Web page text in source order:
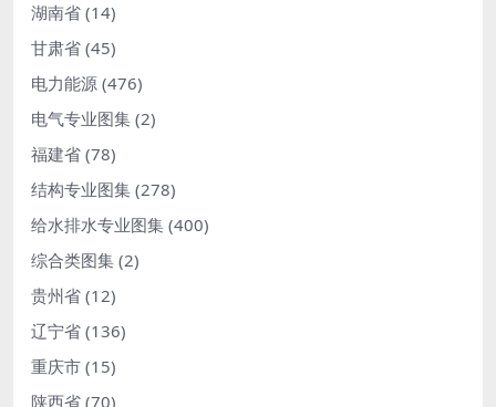
湖南省 (14)
甘肃省 (45)
电力能源 (476)
电气专业图集 (2)
福建省 (78)
结构专业图集 (278)
给水排水专业图集 (400)
综合类图集 (2)
贵州省 (12)
辽宁省 (136)
重庆市 (15)
陕西省 (70)